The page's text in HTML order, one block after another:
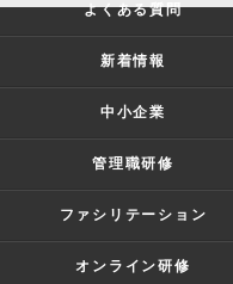
よくある質問
新着情報
中小企業
管理職研修
ファシリテーション
オンライン研修